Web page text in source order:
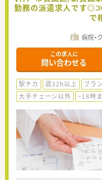
勤務の派遣求人です
で
病院・
この求人に
問い合わせる
駅チカ 週32h以上 ブラ
大手チェーン以外
~18時